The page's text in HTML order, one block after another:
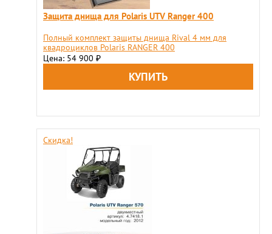
Защита днища для Polaris UTV Ranger 400
Полный комплект защиты днища Rival 4 мм для
квадроциклов Polaris RANGER 400
Цена: 54 900 ₽
Скидка!